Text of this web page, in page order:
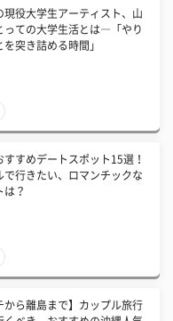
現役大学生アーティスト、山
っての大学生活とは―「やり
を突き詰める時間」
すすめデートスポット15選！
で行きたい、ロマンチックな
は？
から離島まで】カップル旅行